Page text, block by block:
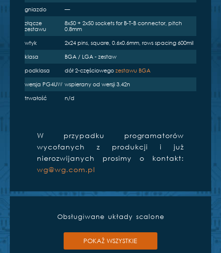
gniazdo
—
złącze
zestawu
8x50 + 2x50 sockets for B-T-B connector, pitch
0.8mm
wtyk
2x24 pins, square, 0.6x0.6mm, rows spacing 600mil
klasa
BGA / LGA - zestaw
podklasa
dół 2-częściowegozestawu BGA
wersja PG4UW wspierany od wersji 3.42n
trwałość
n/d
BeeProg2
BeeHive204
W przypadku programatorów
wycofanych z produkcji i już
nierozwijanych prosimy o kontakt:
wg@wg.com.pl
Obsługiwane układy scalone
POKAŻ WSZYSTKIE